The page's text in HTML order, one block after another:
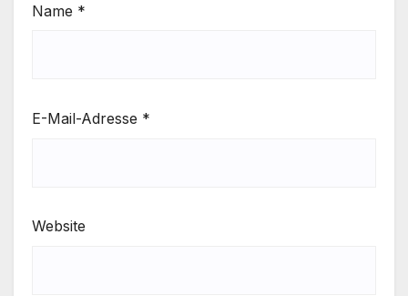
Name *
E-Mail-Adresse *
Website